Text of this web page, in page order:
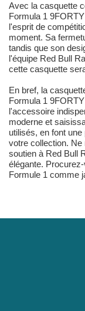
Avec la casquette
Formula 1
l'esprit de
moment. Sa
tandis que son
l'équipe Red Bull
cette casquette
En bref, la
Formula 1
l'accessoire
moderne et
utilisés, en font
votre collection.
soutien à Red Bull
élégante.
Formule 1 comme